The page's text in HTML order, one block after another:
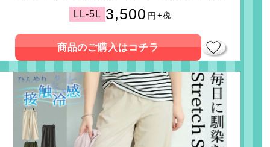
フレアパンツ
LL-5L 3,500 円 +税
商品のご購入はコチラ